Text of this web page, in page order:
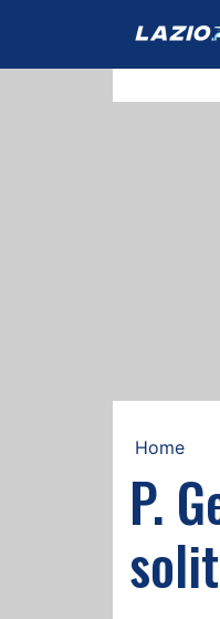
Home
P.